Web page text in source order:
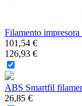
Filamento
101,54 €
126,93 €
ABS Smartfil
26,85 €